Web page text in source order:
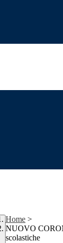
Home >
NUOVO
scolastiche